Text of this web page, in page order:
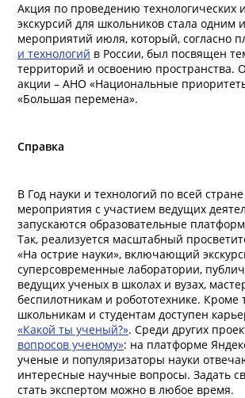
Акция по проведению
экскурсий для школьников стала одним
мероприятий июля, который, согласно
и технологий в России, был посвящен
территорий и освоению пространства.
акции – АНО «Национальные
«Большая перемена».
Справка
В Год науки и технологий по всей
мероприятия с участием ведущих
запускаются образовательные
Так, реализуется масштабный
«На острие науки», включающий
суперсовременные лаборатории,
ведущих ученых в школах и вузах,
беспилотникам и робототехнике. Кроме
школьникам и студентам доступен
«Какой ты ученый?». Среди других
вопросов ученому»: на платформе
ученые и популяризаторы науки
интересные научные вопросы. Задать
стать экспертом можно в любое время.